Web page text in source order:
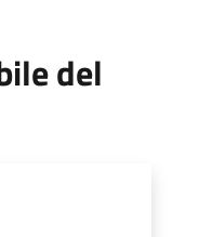
del